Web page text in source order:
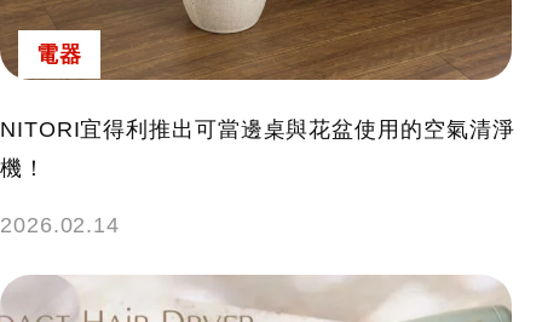
電器
NITORI宜得利推出可當邊桌與花盆使用的空氣清淨
機！
2026.02.14